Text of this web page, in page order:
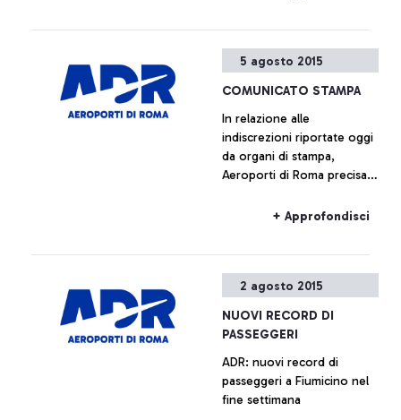
Alitalia e Enav.
5 agosto 2015
COMUNICATO STAMPA
In relazione alle
indiscrezioni riportate oggi
da organi di stampa,
Aeroporti di Roma precisa
di alcun piano immobiliare
all’interno del sedime
+ Approfondisci
2 agosto 2015
NUOVI RECORD DI
PASSEGGERI
ADR: nuovi record di
passeggeri a Fiumicino nel
fine settimana